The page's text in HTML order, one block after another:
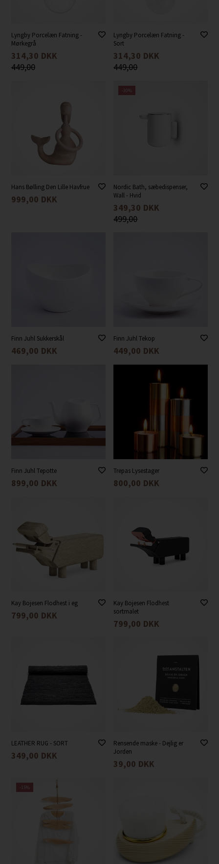
Lyngby Porcelæn Fatning -
Mørkegrå
314,30 DKK
449,00
Lyngby Porcelæn Fatning -
Sort
314,30 DKK
449,00
Hans Bølling Den Lille Havfrue
999,00 DKK
-30%
Nordic Bath, sæbedispenser,
Wall - Hvid
349,30 DKK
499,00
Finn Juhl Sukkerskål
469,00 DKK
Finn Juhl Tekop
449,00 DKK
Finn Juhl Tepotte
899,00 DKK
Trepas Lysestager
800,00 DKK
Kay Bojesen Flodhest i eg
799,00 DKK
Kay Bojesen Flodhest
sortmalet
799,00 DKK
LEATHER RUG - SORT
349,00 DKK
Rensende maske - Dejlig er
Jorden
39,00 DKK
-15%